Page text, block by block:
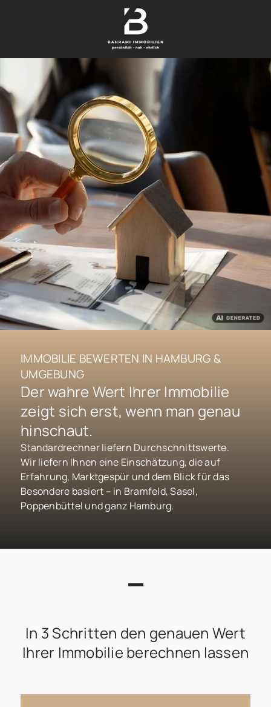
IMMOBILIE BEWERTEN IN HAMBURG &
UMGEBUNG
Der wahre Wert Ihrer Immobilie
zeigt sich erst, wenn man genau
hinschaut.
Standardrechner liefern Durchschnittswerte.
Wir liefern Ihnen eine Einschätzung, die auf
Erfahrung, Marktgespür und dem Blick für das
Besondere basiert – in Bramfeld, Sasel,
Poppenbüttel und ganz Hamburg.
Externe Dienste / Social
Media
Media-Plattformen. Wenn Cookies
In 3 Schritten den genauen Wert
Ihrer Immobilie berechnen lassen